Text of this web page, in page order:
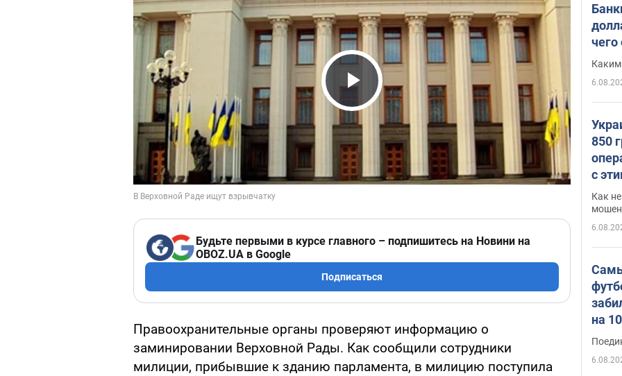
Play Video
Будьте первыми в курсе главного – подпишитесь на Новини на
OBOZ.UA в Google
Подписаться
Правоохранительные органы проверяют информацию о
заминировании Верховной Рады. Как сообщили сотрудники
милиции, прибывшие к зданию парламента, в милицию поступила
Каким
850
с
Как
на